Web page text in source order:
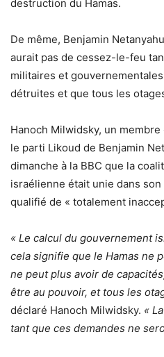
destruction du Hamas.
De même, Benjamin
aurait pas de cessez-le-feu
militaires et
détruites et que tous les
Hanoch Milwidsky, un
le parti Likoud de Benjamin
dimanche à la BBC que la
israélienne était unie dans son
qualifié de « totalement
« Le calcul du gouvernement
cela signifie que le Hamas ne
ne peut plus avoir de
être au pouvoir, et tous les
déclaré Hanoch Milwidsky. «
tant que ces demandes ne